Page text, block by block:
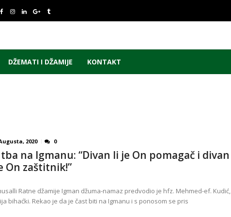
DŽEMATI I DŽAMIJE KONTAKT
2020 0
na Igmanu: “Divan li je On pomagač i divan
On zaštitnik!”
Ratne džamije Igman džuma-namaz predvodio je hfz. Mehmed-ef. Kudić,
bihaćki. Rekao je da je čast biti na Igmanu i s ponosom se pris